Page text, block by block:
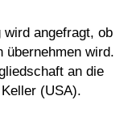
angefragt, ob
übernehmen wird.
an die
(USA).